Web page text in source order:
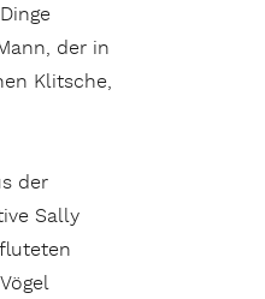
der in
Klitsche,
der
Sally